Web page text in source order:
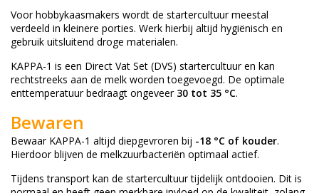
Voor hobbykaasmakers wordt de startercultuur meestal
verdeeld in kleinere porties. Werk hierbij altijd hygiënisch en
gebruik uitsluitend droge materialen.
KAPPA-1 is een Direct Vat Set (DVS) startercultuur en kan
rechtstreeks aan de melk worden toegevoegd. De optimale
enttemperatuur bedraagt ongeveer 30 tot 35 °C.
Bewaren
Bewaar KAPPA-1 altijd diepgevroren bij -18 °C of kouder.
Hierdoor blijven de melkzuurbacteriën optimaal actief.
Tijdens transport kan de startercultuur tijdelijk ontdooien. Dit is